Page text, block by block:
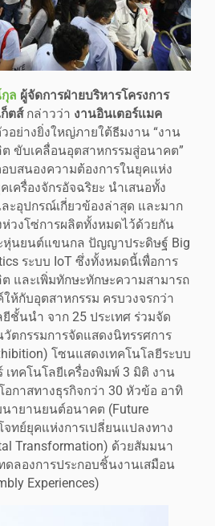
ล ผู้จัดการฝ่ายบริหารโครงการ
ตส์กล่าวว่า งานอินเตอร์แมค
อย่างยิ่งใหญ่ภายใต้ธีมงาน “งาน
ขับเคลื่อนอุตสาหกรรมสู่อนาคต”
บสนองความต้องการในยุคแห่ง
ครื่องจักรอัจฉริยะ นำเสนอทั้ง
ะอุปกรณ์เกี่ยวข้องล่าสุด และมาก
วงโซ่การผลิตทั้งหมดไว้ด้วยกัน
หุ่นยนต์แขนกล ปัญญาประดิษฐ์ Big
ระบบ IoT ซึ่งทั้งหมดนี้เพื่อการ
และเพิ่มทักษะทักษะความสามารถ
ห้กับอุตสาหกรรม ครบวงจรกว่า
ชั้นนำ จาก 25 ประเทศ ร่วมจัด
ตกรรมการจัดแสดงนิทรรศการ
โซนแสดงเทคโนโลยีระบบ
ทคโนโลยีเครื่องพิมพ์ 3 มิติ งาน
กาสทางธุรกิจกว่า 30 หัวข้อ อาทิ
ายานยนต์อนาคต (Future
ทย์ยุคแห่งการเปลี่ยนแปลงทาง
Transformation) ด้วยสัมมนา
ดลองการประกอบชิ้นงานเสมือน
Experiences)